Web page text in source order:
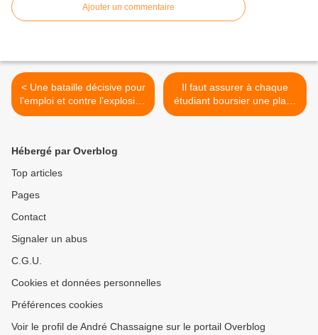
Ajouter un commentaire
< Une bataille décisive pour
l’emploi et contre l’explosion
du chômage
Il faut assurer à chaque
étudiant boursier une place
en résidence universitaire >
Hébergé par Overblog
Top articles
Pages
Contact
Signaler un abus
C.G.U.
Cookies et données personnelles
Préférences cookies
Voir le profil de André Chassaigne sur le portail Overblog